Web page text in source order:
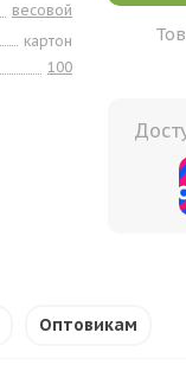
весовой
картон
100
Оптовикам